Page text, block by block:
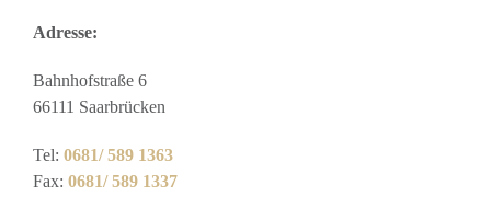
Adresse:
Bahnhofstraße 6
66111 Saarbrücken
Tel: 0681/ 589 1363
Fax: 0681/ 589 1337